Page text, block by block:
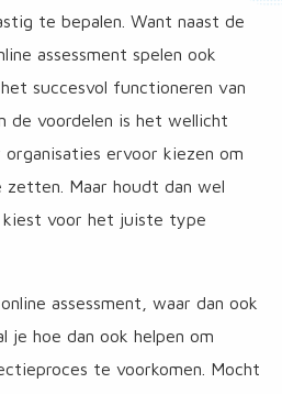
te bepalen. Want naast de
assessment spelen ook
succesvol functioneren van
de voordelen is het wellicht
ervoor kiezen om
zetten. Maar houdt dan wel
voor het juiste type
assessment, waar dan ook
je hoe dan ook helpen om
te voorkomen. Mocht